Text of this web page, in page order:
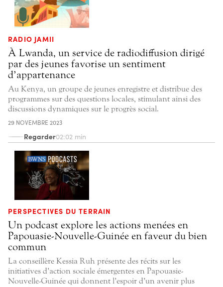
RADIO JAMII
À Lwanda, un service de radiodiffusion dirigé
par des jeunes favorise un sentiment
d’appartenance
Au Kenya, un groupe de jeunes enregistre et distribue des
programmes sur des questions locales, stimulant ainsi des
discussions dynamiques sur le progrès social.
29 NOVEMBRE 2023
Regarder02:02 min
PERSPECTIVES DU TERRAIN
Un podcast explore les actions menées en
Papouasie-Nouvelle-Guinée en faveur du bien
commun
La conseillère Kessia Ruh présente des récits sur les
initiatives d’action sociale émergentes en Papouasie-
Nouvelle-Guinée qui donnent l’espoir d’un avenir plus